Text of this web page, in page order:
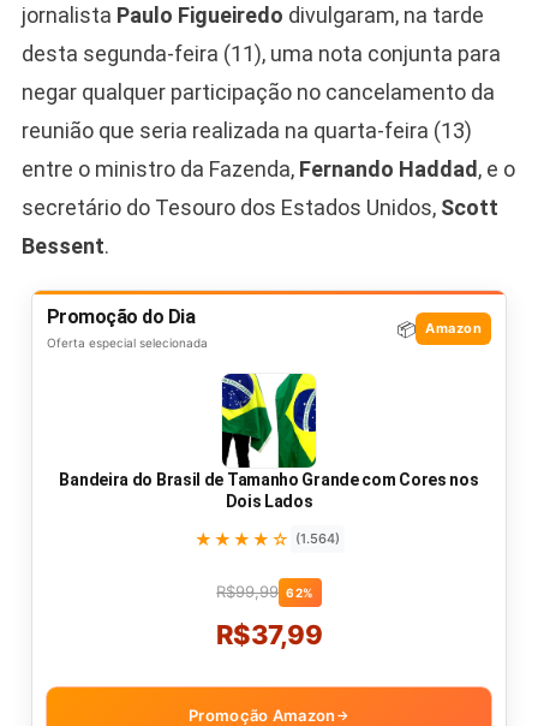
jornalista Paulo Figueiredo divulgaram, na tarde
desta segunda-feira (11), uma nota conjunta para
negar qualquer participação no cancelamento da
reunião que seria realizada na quarta-feira (13)
entre o ministro da Fazenda, Fernando Haddad, e o
secretário do Tesouro dos Estados Unidos, Scott
Bessent.
Promoção do Dia
Oferta especial selecionada
📦 Amazon
Bandeira do Brasil de Tamanho Grande com Cores nos
Dois Lados
★★★★☆ (1.564)
R$99,99 62%
R$37,99
Promoção Amazon →